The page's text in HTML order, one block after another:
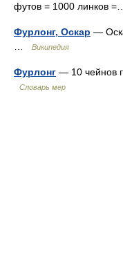
футов = 1000 линков
Фурлонг, Оскар —
Википедия
Фурлонг — 10 чейнов
Словарь мер